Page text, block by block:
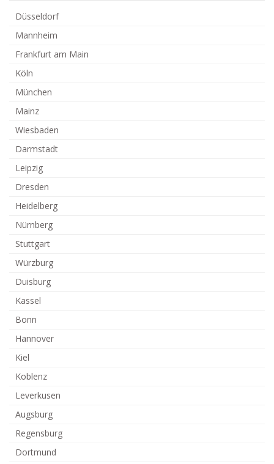
Düsseldorf
Mannheim
Frankfurt am Main
Köln
München
Mainz
Wiesbaden
Darmstadt
Leipzig
Dresden
Heidelberg
Nürnberg
Stuttgart
Würzburg
Duisburg
Kassel
Bonn
Hannover
Kiel
Koblenz
Leverkusen
Augsburg
Regensburg
Dortmund